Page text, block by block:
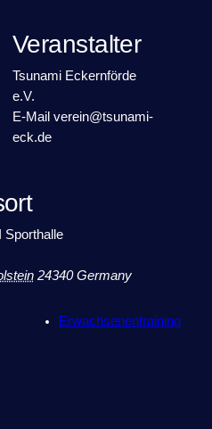
Sporthalle
24340 Germany
Veranstalter
Tsunami Eckernförde
e.V.
E-Mail verein@tsunami-
eck.de
Erwachsenentraining